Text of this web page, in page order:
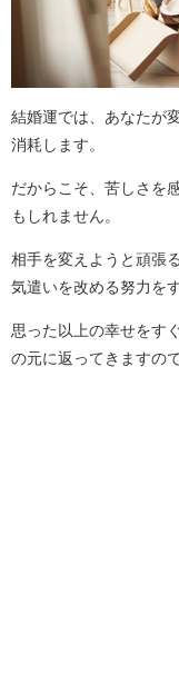
結婚運では、あなたが
消耗します。
だからこそ、苦しさを
もしれません。
相手を変えようと頑張
気遣いを改める努力を
思った以上の幸せをす
の元に返ってきますの